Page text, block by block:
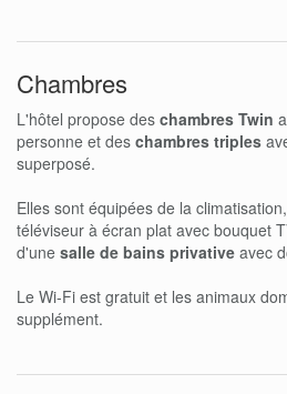
Chambres
L'hôtel propose des chambres Twin
personne et des chambres triples
superposé.
Elles sont équipées de la
téléviseur à écran plat avec bouquet
d'une salle de bains privative avec
Le Wi-Fi est gratuit et les animaux
supplément.